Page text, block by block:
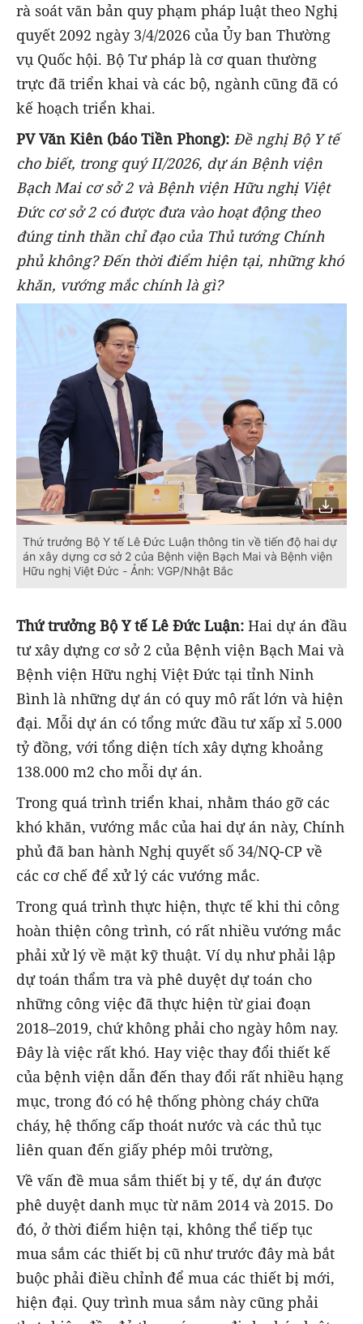
rà soát văn bản quy phạm pháp luật theo Nghị
quyết 2092 ngày 3/4/2026 của Ủy ban Thường
vụ Quốc hội. Bộ Tư pháp là cơ quan thường
trực đã triển khai và các bộ, ngành cũng đã có
kế hoạch triển khai.
PV Văn Kiên (báo Tiền Phong): Đề nghị Bộ Y tế
cho biết, trong quý II/2026, dự án Bệnh viện
Bạch Mai cơ sở 2 và Bệnh viện Hữu nghị Việt
Đức cơ sở 2 có được đưa vào hoạt động theo
đúng tinh thần chỉ đạo của Thủ tướng Chính
phủ không? Đến thời điểm hiện tại, những khó
khăn, vướng mắc chính là gì?
Thứ trưởng Bộ Y tế Lê Đức Luận thông tin về tiến độ hai dự
án xây dựng cơ sở 2 của Bệnh viện Bạch Mai và Bệnh viện
Hữu nghị Việt Đức - Ảnh: VGP/Nhật Bắc
Thứ trưởng Bộ Y tế Lê Đức Luận: Hai dự án đầu
tư xây dựng cơ sở 2 của Bệnh viện Bạch Mai và
Bệnh viện Hữu nghị Việt Đức tại tỉnh Ninh
Bình là những dự án có quy mô rất lớn và hiện
đại. Mỗi dự án có tổng mức đầu tư xấp xỉ 5.000
tỷ đồng, với tổng diện tích xây dựng khoảng
138.000 m2 cho mỗi dự án.
Trong quá trình triển khai, nhằm tháo gỡ các
khó khăn, vướng mắc của hai dự án này, Chính
phủ đã ban hành Nghị quyết số 34/NQ-CP về
các cơ chế để xử lý các vướng mắc.
Trong quá trình thực hiện, thực tế khi thi công
hoàn thiện công trình, có rất nhiều vướng mắc
phải xử lý về mặt kỹ thuật. Ví dụ như phải lập
dự toán thẩm tra và phê duyệt dự toán cho
những công việc đã thực hiện từ giai đoạn
2018–2019, chứ không phải cho ngày hôm nay.
Đây là việc rất khó. Hay việc thay đổi thiết kế
của bệnh viện dẫn đến thay đổi rất nhiều hạng
mục, trong đó có hệ thống phòng cháy chữa
cháy, hệ thống cấp thoát nước và các thủ tục
liên quan đến giấy phép môi trường,
Về vấn đề mua sắm thiết bị y tế, dự án được
phê duyệt danh mục từ năm 2014 và 2015. Do
đó, ở thời điểm hiện tại, không thể tiếp tục
mua sắm các thiết bị cũ như trước đây mà bắt
buộc phải điều chỉnh để mua các thiết bị mới,
hiện đại. Quy trình mua sắm này cũng phải